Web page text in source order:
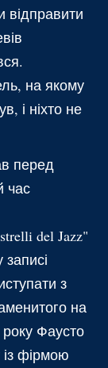
відправити
на якому
і ніхто не
перед
час
del Jazz"
з
на
року Фаусто
фірмою